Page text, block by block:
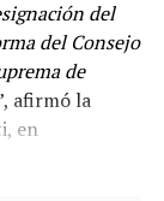
variantes ha
en el
del
del Consejo
de
afirmó la
en